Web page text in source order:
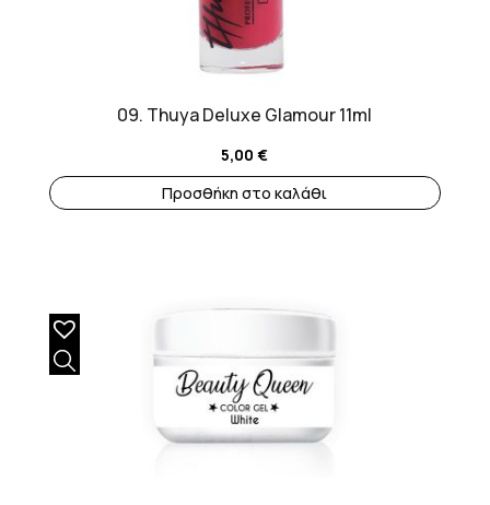
09. Thuya Deluxe Glamour 11ml
5,00€
Προσθήκη στο καλάθι